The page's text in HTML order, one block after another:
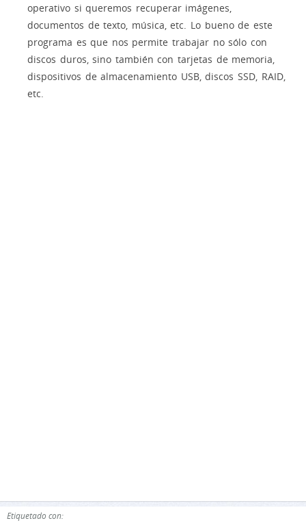
operativo si queremos recuperar imágenes,
documentos de texto, música, etc. Lo bueno de este
programa es que nos permite trabajar no sólo con
discos duros, sino también con tarjetas de memoria,
dispositivos de almacenamiento USB, discos SSD, RAID,
etc.
Etiquetado con: